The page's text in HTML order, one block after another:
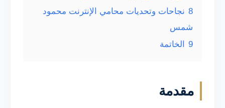
8 نجاحات وتحديات محامي الإنترنت محمود
شمس
9
الخاتمة
مقدمة